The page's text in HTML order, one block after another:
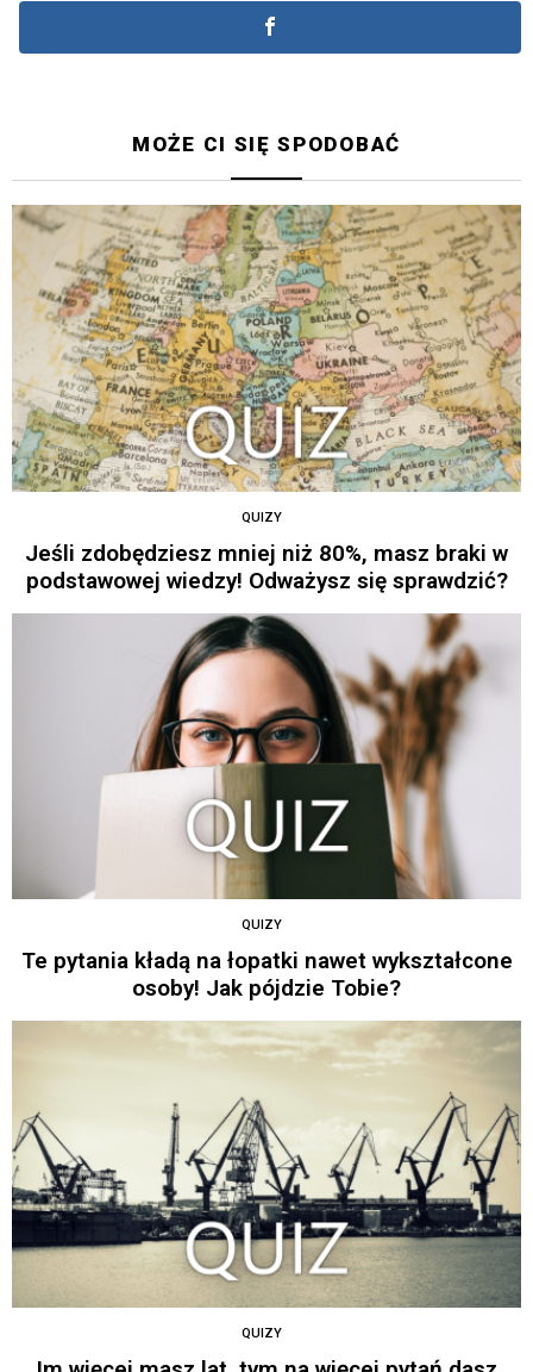
MOŻE CI SIĘ SPODOBAĆ
QUIZY
Jeśli zdobędziesz mniej niż 80%, masz braki w
podstawowej wiedzy! Odważysz się sprawdzić?
QUIZY
Te pytania kładą na łopatki nawet wykształcone
osoby! Jak pójdzie Tobie?
QUIZY